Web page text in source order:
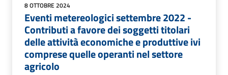
8 OTTOBRE 2024
Eventi metereologici settembre 2022 -
Contributi a favore dei soggetti titolari
delle attività economiche e produttive ivi
comprese quelle operanti nel settore
agricolo